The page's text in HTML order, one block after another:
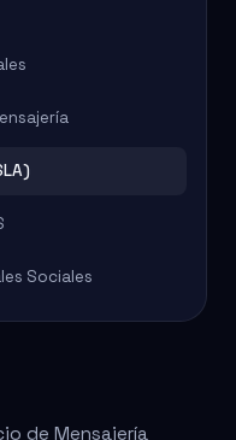
Sociales
de Mensajería